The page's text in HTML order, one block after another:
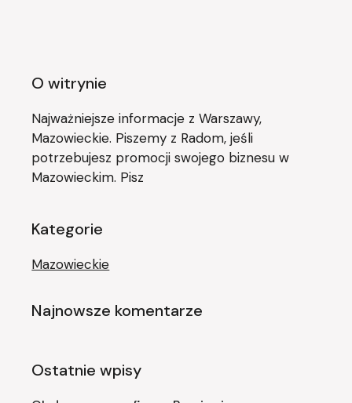
O witrynie
Najważniejsze informacje z Warszawy,
Mazowieckie. Piszemy z Radom, jeśli
potrzebujesz promocji swojego biznesu w
Mazowieckim. Pisz
Kategorie
Mazowieckie
Najnowsze komentarze
Ostatnie wpisy